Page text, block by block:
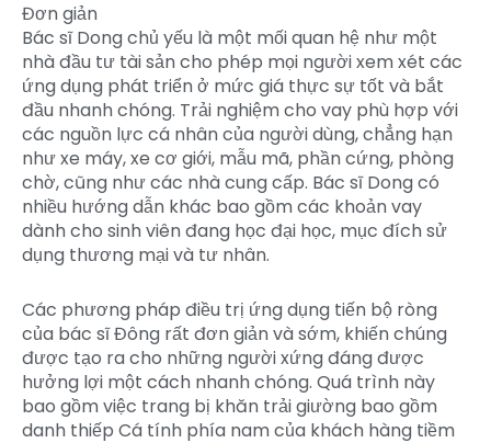
Đơn giản
Bác sĩ Dong chủ yếu là một mối quan hệ như một
nhà đầu tư tài sản cho phép mọi người xem xét các
ứng dụng phát triển ở mức giá thực sự tốt và bắt
đầu nhanh chóng. Trải nghiệm cho vay phù hợp với
các nguồn lực cá nhân của người dùng, chẳng hạn
như xe máy, xe cơ giới, mẫu mã, phần cứng, phòng
chờ, cũng như các nhà cung cấp. Bác sĩ Dong có
nhiều hướng dẫn khác bao gồm các khoản vay
dành cho sinh viên đang học đại học, mục đích sử
dụng thương mại và tư nhân.
Các phương pháp điều trị ứng dụng tiến bộ ròng
của bác sĩ Đông rất đơn giản và sớm, khiến chúng
được tạo ra cho những người xứng đáng được
hưởng lợi một cách nhanh chóng. Quá trình này
bao gồm việc trang bị khăn trải giường bao gồm
danh thiếp Cá tính phía nam của khách hàng tiềm